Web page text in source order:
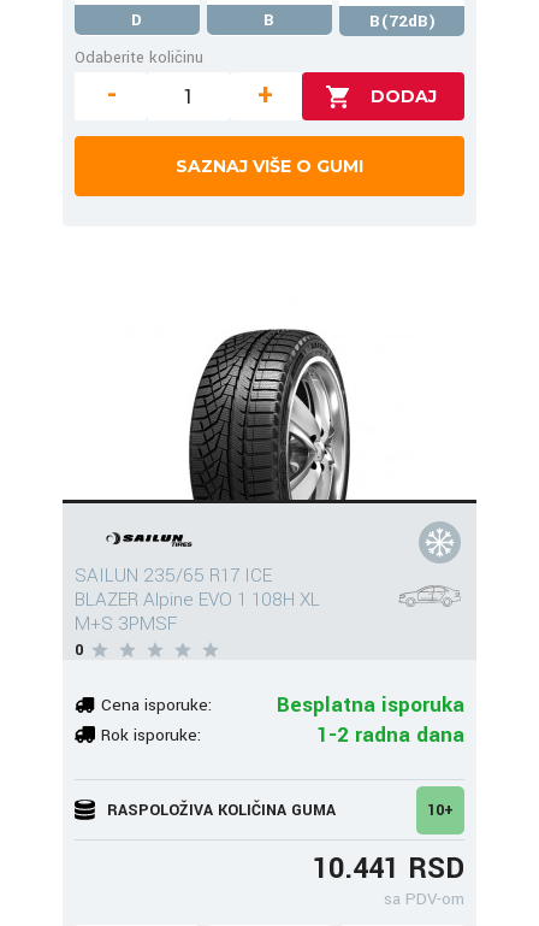
D B
B(72dB)
Odaberite količinu
- +
SAZNAJ VIŠE O GUMI
SAILUN 235/65 R17 ICE
BLAZER Alpine EVO 1 108H XL
M+S 3PMSF
0
Cena isporuke: Besplatna isporuka
Rok isporuke: 1-2 radna dana
RASPOLOŽIVA KOLIČINA GUMA 10+
10.441 RSD
sa PDV-om